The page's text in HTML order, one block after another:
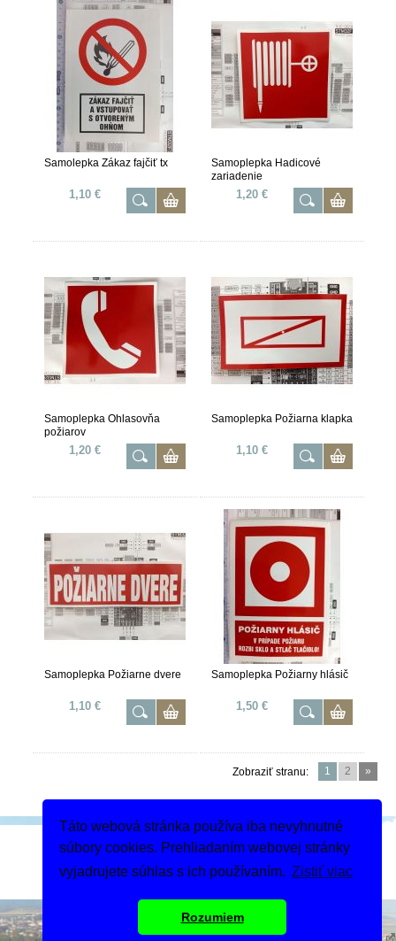
Táto webová stránka používa iba nevyhnutné
súbory cookies. Prehliadaním webovej stránky
vyjadrujete súhlas s ich používaním. Zistiť viac
Rozumiem
Samolepka Zákaz fajčiť tx
1,10 €
Samoplepka Hadicové
zariadenie
1,20 €
Samoplepka Ohlasovňa
požiarov
1,20 €
Samoplepka Požiarna klapka
1,10 €
Samoplepka Požiarne dvere
1,10 €
Samoplepka Požiarny hlásič
1,50 €
Zobraziť stranu: 1 2 »
Podeľte sa
Dodanie tovaru
Copyright 2019 - 2026 © MIGASS